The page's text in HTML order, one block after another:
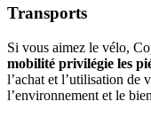
Transports
Si vous aimez le vélo,
mobilité privilégie les
l’achat et l’utilisation de
l’environnement et le